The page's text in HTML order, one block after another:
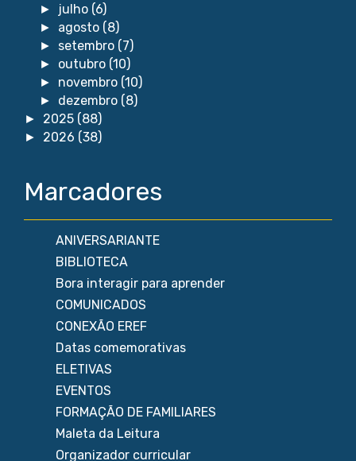
► julho (6)
► agosto (8)
► setembro (7)
► outubro (10)
► novembro (10)
► dezembro (8)
► 2025 (88)
► 2026 (38)
Marcadores
ANIVERSARIANTE
BIBLIOTECA
Bora interagir para aprender
COMUNICADOS
CONEXÃO EREF
Datas comemorativas
ELETIVAS
EVENTOS
FORMAÇÃO DE FAMILIARES
Maleta da Leitura
Organizador curricular